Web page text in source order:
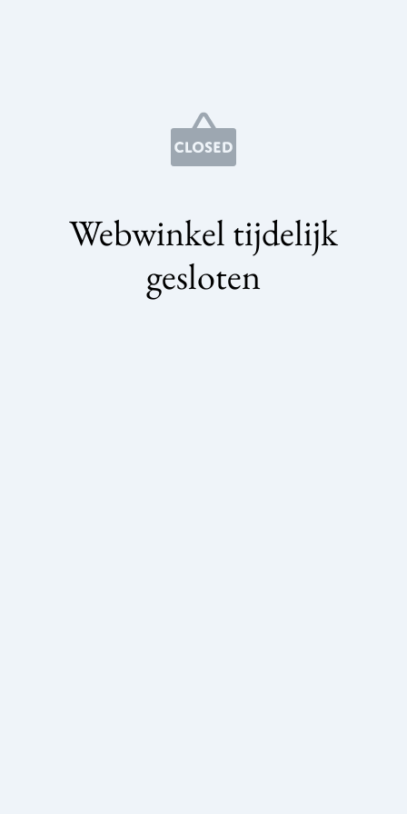
Webwinkel tijdelijk
gesloten